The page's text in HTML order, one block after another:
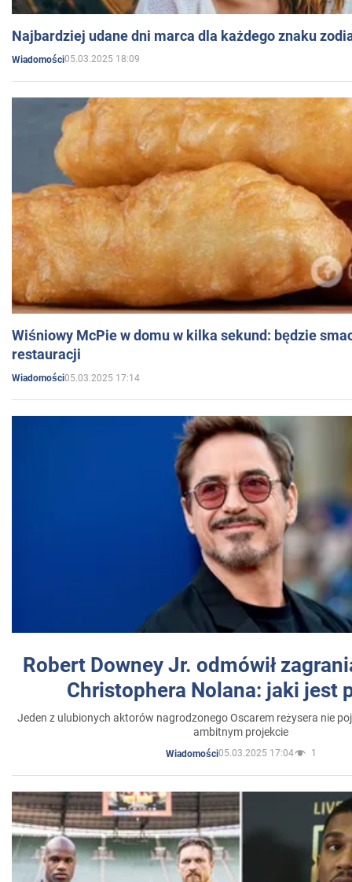
Najbardziej udane dni marca dla każdego znaku
Wiadomości05.03.2025 18:09
Wiśniowy McPie w domu w kilka sekund: będzie
restauracji
Wiadomości05.03.2025 17:14
Robert Downey Jr. odmówił
Christophera Nolana: jaki jest
Jeden z ulubionych aktorów nagrodzonego Oscarem reżysera nie
ambitnym projekcie
Wiadomości05.03.2025 17:04 1